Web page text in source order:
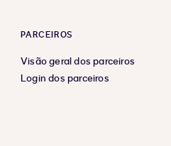
PARCEIROS
Visão geral dos parceiros
Login dos parceiros